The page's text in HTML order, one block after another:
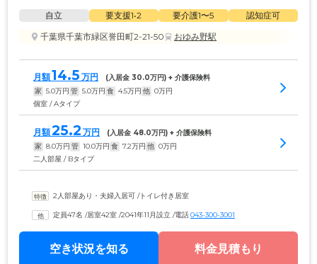
自立 要支援1•2 要介護1〜5
認知症可
千葉県千葉市緑区誉田町2-21-50
おゆみ野駅
月額14.5 万円 (入居金 30.0万円) + 介護保険料
家 5.0万円 管 5.0万円 食 4.5万円 他 0万円
個室 / Aタイプ
月額25.2 万円 (入居金 48.0万円) + 介護保険料
家 8.0万円 管 10.0万円 食 7.2万円 他 0万円
二人部屋 / Bタイプ
2人部屋あり・夫婦入居可 /トイレ付き居室
定員47名 /居室42室 /2041年11月設立 /電話043-300-3001
空き状況を知る 料金見積もり